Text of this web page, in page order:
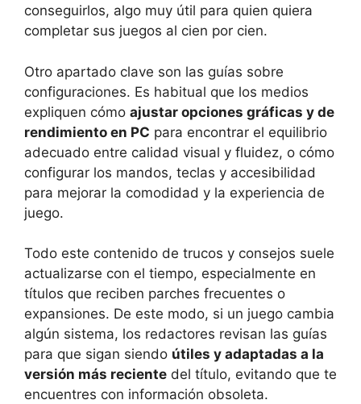
conseguirlos, algo muy útil para quien quiera
completar sus juegos al cien por cien.
Otro apartado clave son las guías sobre
configuraciones. Es habitual que los medios
expliquen cómo ajustar opciones gráficas y de
rendimiento en PC para encontrar el equilibrio
adecuado entre calidad visual y fluidez, o cómo
configurar los mandos, teclas y accesibilidad
para mejorar la comodidad y la experiencia de
juego.
Todo este contenido de trucos y consejos suele
actualizarse con el tiempo, especialmente en
títulos que reciben parches frecuentes o
expansiones. De este modo, si un juego cambia
algún sistema, los redactores revisan las guías
para que sigan siendo útiles y adaptadas a la
versión más reciente del título, evitando que te
encuentres con información obsoleta.